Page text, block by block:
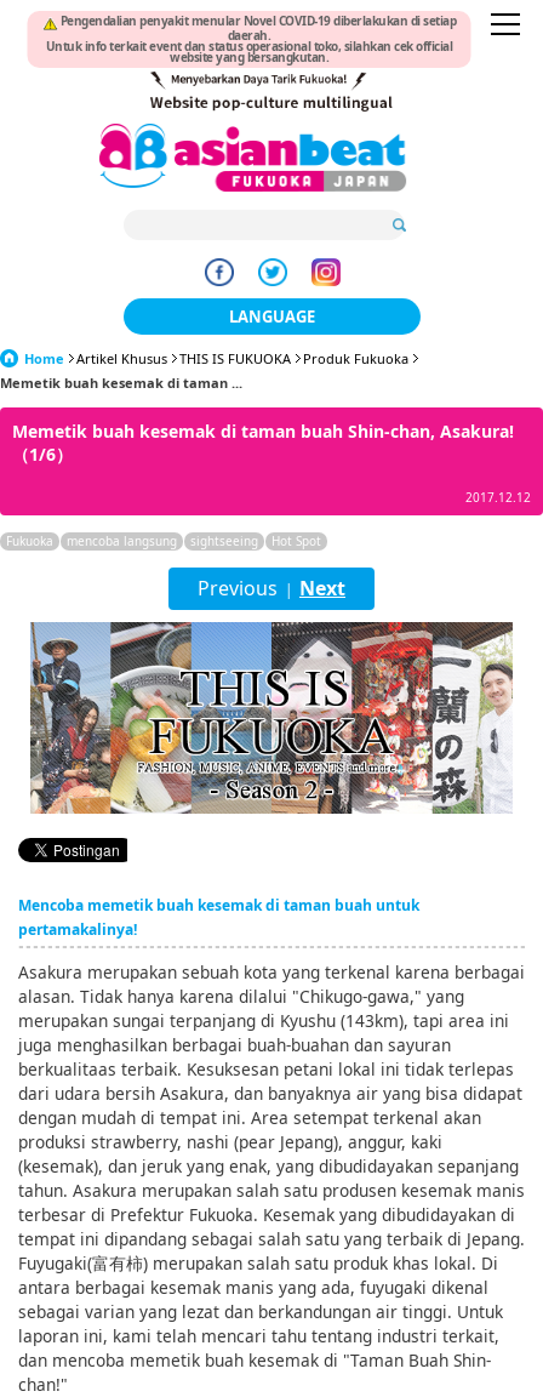
Pengendalian penyakit menular Novel COVID-19 diberlakukan di setiap
daerah.
Untuk info terkait event dan status operasional toko, silahkan cek official
website yang bersangkutan.
LANGUAGE
日本語
한국어
ภาษาไทย
tiéng Viêt
Bahasa Indonesia
Home Artikel Khusus THIS IS FUKUOKA
Produk Fukuoka
Memetik buah kesemak di taman ...
Memetik buah kesemak di taman buah Shin-chan, Asakura!
（1/6）
2017.12.12
Fukuoka mencoba langsung sightseeing Hot Spot
Previous | Next
Mencoba memetik buah kesemak di taman buah untuk
pertamakalinya!
Asakura merupakan sebuah kota yang terkenal karena berbagai
alasan. Tidak hanya karena dilalui "Chikugo-gawa," yang
merupakan sungai terpanjang di Kyushu (143km), tapi area ini
juga menghasilkan berbagai buah-buahan dan sayuran
berkualitaas terbaik. Kesuksesan petani lokal ini tidak terlepas
dari udara bersih Asakura, dan banyaknya air yang bisa didapat
dengan mudah di tempat ini. Area setempat terkenal akan
produksi strawberry, nashi (pear Jepang), anggur, kaki
(kesemak), dan jeruk yang enak, yang dibudidayakan sepanjang
tahun. Asakura merupakan salah satu produsen kesemak manis
terbesar di Prefektur Fukuoka. Kesemak yang dibudidayakan di
tempat ini dipandang sebagai salah satu yang terbaik di Jepang.
Fuyugaki(富有柿) merupakan salah satu produk khas lokal. Di
antara berbagai kesemak manis yang ada, fuyugaki dikenal
sebagai varian yang lezat dan berkandungan air tinggi. Untuk
laporan ini, kami telah mencari tahu tentang industri terkait,
dan mencoba memetik buah kesemak di "Taman Buah Shin-
chan!"